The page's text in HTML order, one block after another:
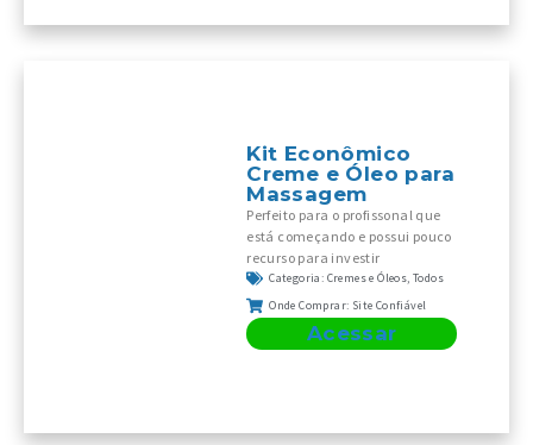
Kit Econômico
Creme e Óleo para
Massagem
Perfeito para o profissonal que
está começando e possui pouco
recurso para investir
Categoria: Cremes e Óleos,Todos
Onde Comprar: Site Confiável
Acessar